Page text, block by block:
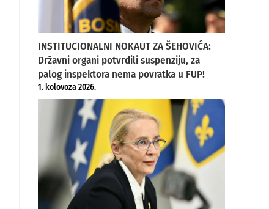
INSTITUCIONALNI NOKAUT ZA ŠEHOVIĆA:
Državni organi potvrdili suspenziju, za
palog inspektora nema povratka u FUP!
1. kolovoza 2026.